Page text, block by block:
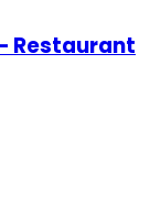
Restaurant